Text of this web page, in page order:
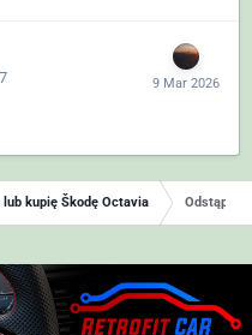
lub kupię Škodę Octavia Odstąpię